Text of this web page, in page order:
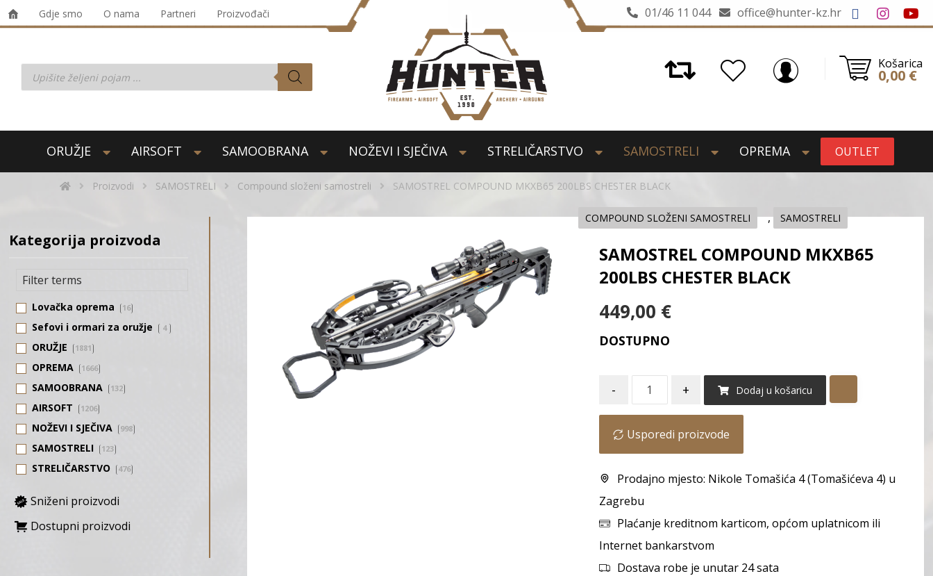
Gdje smo O nama Partneri Proizvođači office@hunter-kz.hr
01/46 11 044
Košarica
0,00 €
ORUŽJE AIRSOFT SAMOOBRANA NOŽEVI I SJEČIVA STRELIČARSTVO SAMOSTRELI OPREMA OUTLET
Proizvodi SAMOSTRELI Compound složeni samostreli SAMOSTREL COMPOUND MKXB65 200LBS CHESTER BLACK
COMPOUND SLOŽENI SAMOSTRELI , SAMOSTRELI
SAMOSTREL COMPOUND MKXB65
200LBS CHESTER BLACK
449,00 €
DOSTUPNO
- + Dodaj u košaricu
Usporedi proizvode
Prodajno mjesto: Nikole Tomašića 4 (Tomašićeva 4) u
Zagrebu
Plaćanje kreditnom karticom, općom uplatnicom ili
Internet bankarstvom
Dostava robe je unutar 24 sata
Kategorija proizvoda
Lovačka oprema 16
Sefovi i ormari za oružje 4
ORUŽJE 1881
OPREMA 1666
SAMOOBRANA 132
AIRSOFT 1206
NOŽEVI I SJEČIVA 998
SAMOSTRELI 123
STRELIČARSTVO 476
Sniženi proizvodi
Dostupni proizvodi